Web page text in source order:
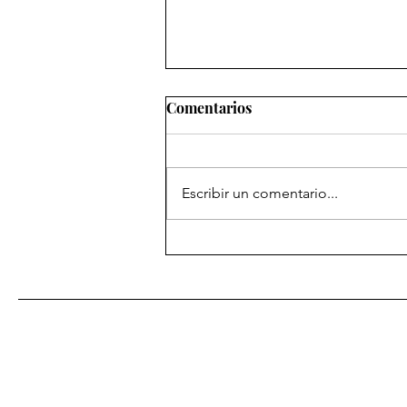
Comentarios
Escribir un comentario...